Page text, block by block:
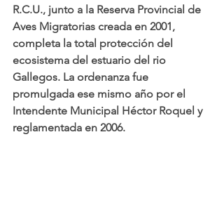
R.C.U., junto a la Reserva Provincial de
Aves Migratorias creada en 2001,
completa la total protección del
ecosistema del estuario del rio
Gallegos. La ordenanza fue
promulgada ese mismo año por el
Intendente Municipal Héctor Roquel y
reglamentada en 2006.